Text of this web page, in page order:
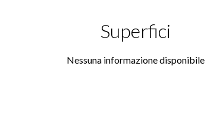
Superfici
Nessuna informazione disponibile